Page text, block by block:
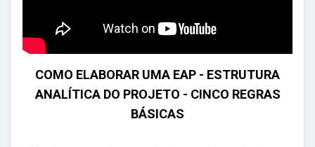
COMO ELABORAR UMA EAP - ESTRUTURA
ANALÍTICA DO PROJETO - CINCO REGRAS
BÁSICAS